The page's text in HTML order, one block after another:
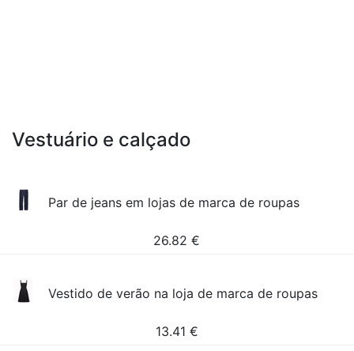
Vestuário e calçado
Par de jeans em lojas de marca de roupas
26.82 €
Vestido de verão na loja de marca de roupas
13.41 €